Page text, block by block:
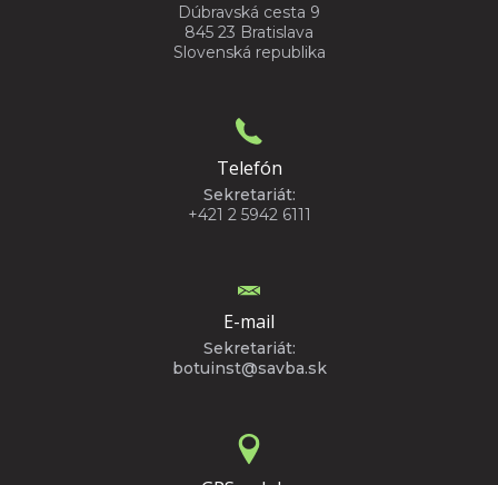
Dúbravská cesta 9
845 23 Bratislava
Slovenská republika
Telefón
Sekretariát:
+421 2 5942 6111
E-mail
Sekretariát:
botuinst@savba.sk